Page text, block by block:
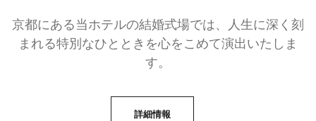
京都にある当ホテルの結婚式場では、人生に深く刻
まれる特別なひとときを心をこめて演出いたしま
す。
詳細情報